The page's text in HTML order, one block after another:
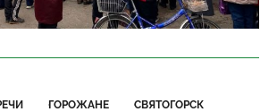
ГОРОЖАНЕ СВЯТОГОРСК